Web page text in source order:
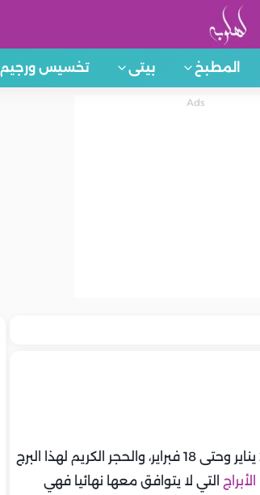
المطبخ بيتى تخسيس ورجيم
برج الدلو من الأبراج الهوائية، ومواليد هذا البرج يقعون في الفترة ما بين 20 يناير وحتى 18 فبراير، والحجر الكريم لهذا البرج
الأبراج التي لا يتوافق معها نهائيا فهي